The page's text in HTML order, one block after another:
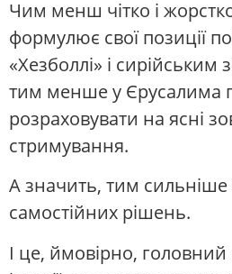
Чим менш чітко і
формулює свої позиції
«Хезболлі» і
тим менше у Єрусалима
розраховувати на ясні
стримування.
А значить, тим сильніше
самостійних рішень.
І це, ймовірно, головний